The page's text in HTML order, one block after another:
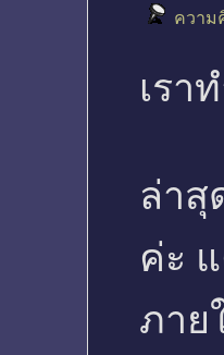
ความ
เรา
ล่าสุ
ค่ะ
ภาย